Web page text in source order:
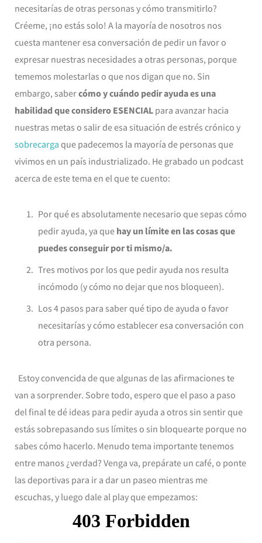
necesitarías de otras personas y cómo transmitirlo?
Créeme, ¡no estás solo! A la mayoría de nosotros nos
cuesta mantener esa conversación de pedir un favor o
expresar nuestras necesidades a otras personas, porque
tememos molestarlas o que nos digan que no. Sin
embargo, sabercómo y cuándo pedir ayuda es una
habilidad que considero ESENCIAL para avanzar hacia
nuestras metas o salir de esa situación de estrés crónico y
sobrecarga que padecemos la mayoría de personas que
vivimos en un país industrializado. He grabado un podcast
acerca de este tema en el que te cuento:
Por qué es absolutamente necesario que sepas cómo
pedir ayuda, ya que hay un límite en las cosas que
puedes conseguir por ti mismo/a.
Tres motivos por los que pedir ayuda nos resulta
incómodo (y cómo no dejar que nos bloqueen).
Los 4 pasos para saber qué tipo de ayuda o favor
necesitarías y cómo establecer esa conversación con
otra persona.
Estoy convencida de que algunas de las afirmaciones te
van a sorprender. Sobre todo, espero que el paso a paso
del final te dé ideas para pedir ayuda a otros sin sentir que
estás sobrepasando sus límites o sin bloquearte porque no
sabes cómo hacerlo. Menudo tema importante tenemos
entre manos ¿verdad? Venga va, prepárate un café, o ponte
las deportivas para ir a dar un paseo mientras me
escuchas, y luego dale al play que empezamos: